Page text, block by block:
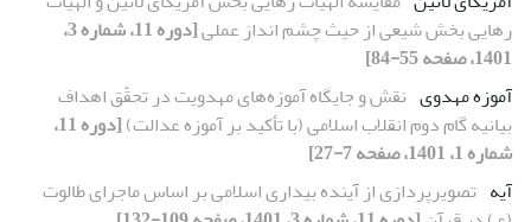
رهایی بخش شیعی از حیث چشم انداز عملی
[دوره 11، شماره 3،
1401، صفحه 55-84]
آموزه مهدوی نقش و جایگاه آموزه‌های مهدویت در تحقّق اهداف
بیانیه گام دوم انقلاب اسلامی (با تأکید بر آموزه عدالت)
[دوره 11،
شماره 1، 1401، صفحه 7-27]
آیه تصویرپردازی از آینده بیداری اسلامی بر اساس ماجرای طالوت